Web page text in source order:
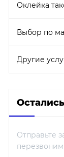
Оклейка
Выбор по
Другие
Отправьте